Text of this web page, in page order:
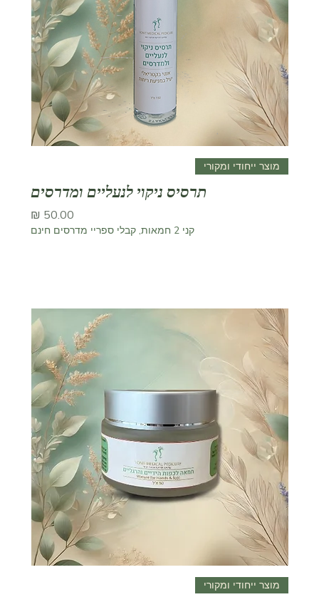
מוצר ייחודי ומקורי
תרסיס ניקוי לנעליים ומדרסים
מחיר
קני 2 חמאות, קבלי ספריי מדרסים חינם
מוצר ייחודי ומקורי